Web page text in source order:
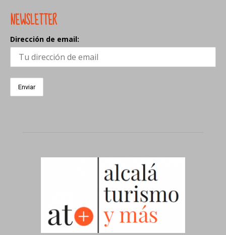
NEWSLETTER
Dirección de email: